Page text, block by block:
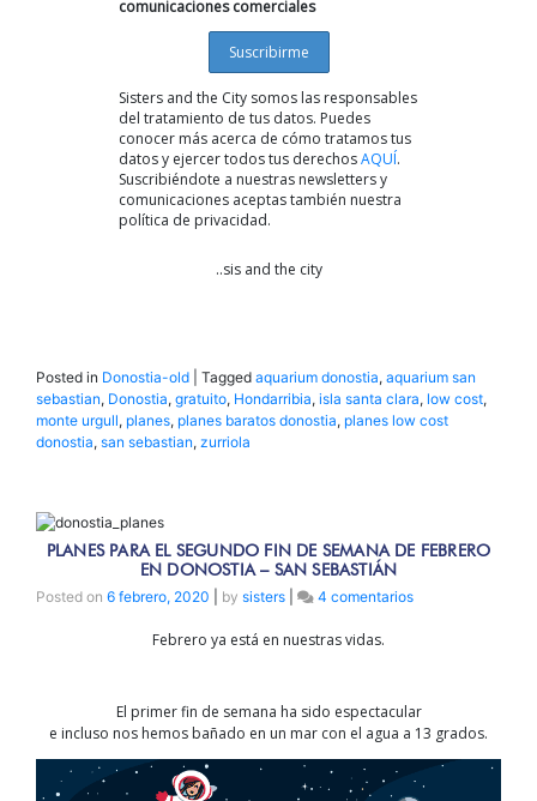
comunicaciones comerciales
Sisters and the City somos las responsables
del tratamiento de tus datos. Puedes
conocer más acerca de cómo tratamos tus
datos y ejercer todos tus derechosAQUÍ.
Suscribiéndote a nuestras newsletters y
comunicaciones aceptas también nuestra
política de privacidad.
..sis and the city
Posted in Donostia-old Tagged aquarium donostia, aquarium san
sebastian, Donostia, gratuito, Hondarribia, isla santa clara, low cost,
monte urgull, planes, planes baratos donostia, planes low cost
donostia, san sebastian, zurriola
PLANES PARA EL SEGUNDO FIN DE SEMANA DE FEBRERO
EN DONOSTIA – SAN SEBASTIÁN
Posted on 6 febrero, 2020 by sisters 4 comentariosen
de
semana
febrero
Febrero ya está en nuestras vidas.
El primer fin de semana ha sido espectacular
e incluso nos hemos bañado en un mar con el agua a 13 grados.